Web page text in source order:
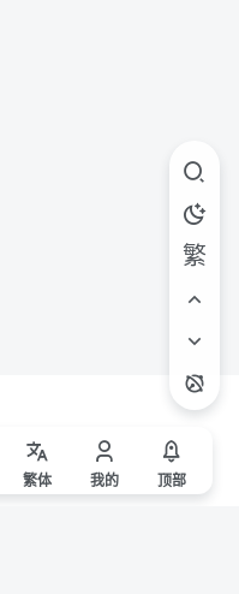
繁
繁体 我的 顶部